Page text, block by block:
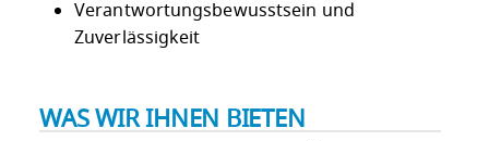
Verantwortungsbewusstsein und
Zuverlässigkeit
WAS WIR IHNEN BIETEN